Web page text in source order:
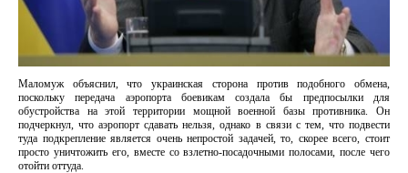
Маломуж объяснил, что украинская сторона против подобного обмена,
поскольку передача аэропорта боевикам создала бы предпосылки для
обустройства на этой территории мощной военной базы противника. Он
подчеркнул, что аэропорт сдавать нельзя, однако в связи с тем, что подвести
туда подкрепление является очень непростой задачей, то, скорее всего, стоит
просто уничтожить его, вместе со взлетно-посадочными полосами, после чего
отойти оттуда.